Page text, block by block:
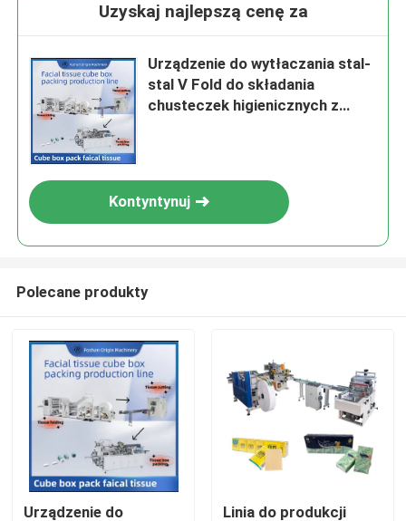
Do domu
Uzyskaj najlepszą cenę za
Urządzenie do wytłaczania stal-
stal V Fold do składania
chusteczek higienicznych z
Kontyntynuj
Polecane produkty
Urządzenie do
Linia do produkcji